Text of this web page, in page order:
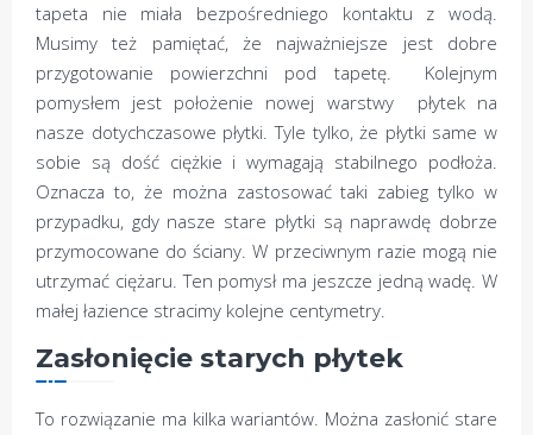
tapeta nie miała bezpośredniego kontaktu z wodą.
Musimy też pamiętać, że najważniejsze jest dobre
przygotowanie powierzchni pod tapetę. Kolejnym
pomysłem jest położenie nowej warstwy płytek na
nasze dotychczasowe płytki. Tyle tylko, że płytki same w
sobie są dość ciężkie i wymagają stabilnego podłoża.
Oznacza to, że można zastosować taki zabieg tylko w
przypadku, gdy nasze stare płytki są naprawdę dobrze
przymocowane do ściany. W przeciwnym razie mogą nie
utrzymać ciężaru. Ten pomysł ma jeszcze jedną wadę. W
małej łazience stracimy kolejne centymetry.
Zasłonięcie starych płytek
To rozwiązanie ma kilka wariantów. Można zasłonić stare